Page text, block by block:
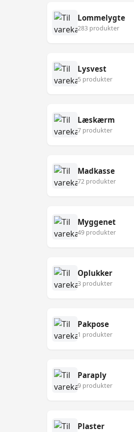
Lommelygte
283 produkter
Lysvest
5 produkter
Læskærm
7 produkter
Madkasse
72 produkter
Myggenet
49 produkter
Oplukker
3 produkter
Pakpose
1 produkter
Paraply
9 produkter
Plaster